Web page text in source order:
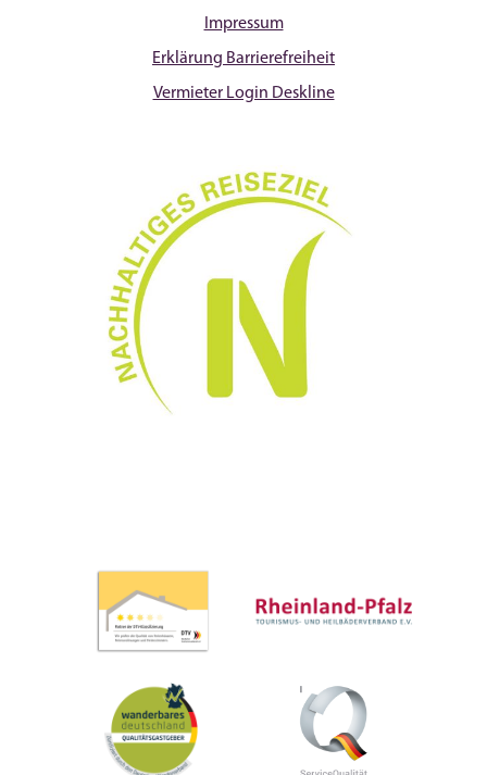
Impressum
Erklärung Barrierefreiheit
Vermieter Login Deskline